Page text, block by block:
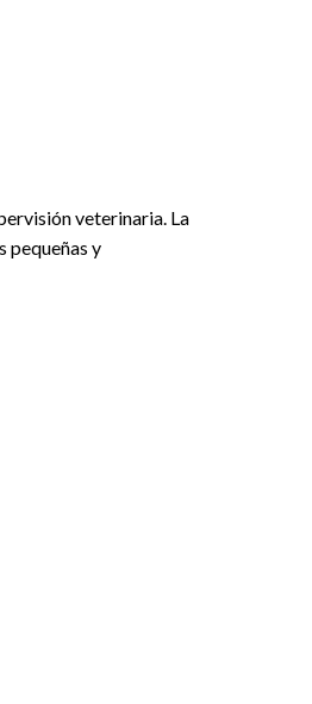
veterinaria. La
pequeñas y